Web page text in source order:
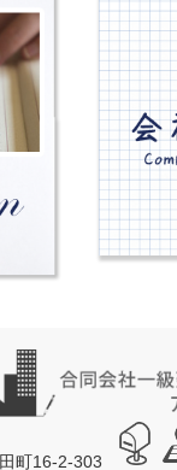
町16-2-303